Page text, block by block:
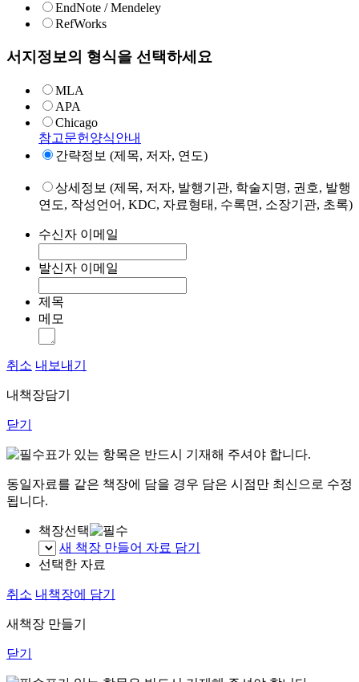
EndNote / Mendeley
RefWorks
서지정보의 형식을 선택하세요
MLA
APA
Chicago
참고문헌양식안내
간략정보 (제목, 저자, 연도)
상세정보 (제목, 저자, 발행기관, 학술지명, 권호, 발행
연도, 작성언어, KDC, 자료형태, 수록면, 소장기관, 초록)
수신자 이메일
발신자 이메일
제목
메모
취소 내보내기
내책장담기
닫기
표가 있는 항목은 반드시 기재해 주셔야 합니다.
동일자료를 같은 책장에 담을 경우 담은 시점만 최신으로 수정
됩니다.
책장선택
새 책장 만들어 자료 담기
선택한 자료
취소 내책장에 담기
새책장 만들기
닫기